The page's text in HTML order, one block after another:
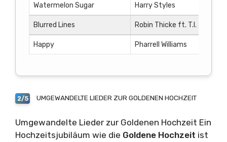
Watermelon Sugar Harry Styles
Blurred Lines Robin Thicke ft. T.I. &
Happy Pharrell Williams
2/5 UMGEWANDELTE LIEDER ZUR GOLDENEN HOCHZEIT
Umgewandelte Lieder zur Goldenen Hochzeit Ein
Hochzeitsjubiläum wie die Goldene Hochzeit ist